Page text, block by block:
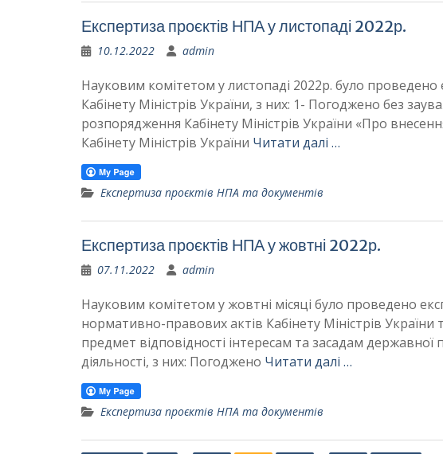
Експертиза проєктів НПА у листопаді 2022р.
10.12.2022 admin
Науковим комітетом у листопаді 2022р. було
Кабінету Міністрів України, з них: 1- Погоджено без
розпорядження Кабінету Міністрів України «Про
Кабінету Міністрів України Читати далі …
Експертиза проєктів НПА та документів
Експертиза проєктів НПА у жовтні 2022р.
07.11.2022 admin
Науковим комітетом у жовтні місяці було проведено
нормативно-правових актів Кабінету Міністрів
предмет відповідності інтересам та засадам державної
діяльності, з них: Погоджено Читати далі …
Експертиза проєктів НПА та документів